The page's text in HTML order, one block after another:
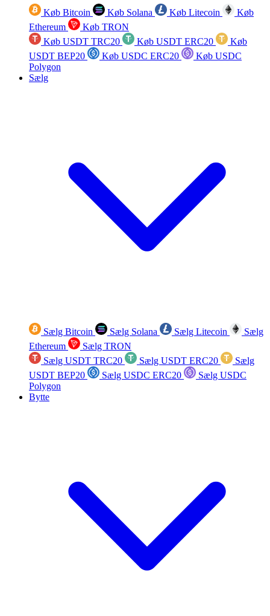
Køb Bitcoin Køb Solana Køb Litecoin
Køb
Ethereum
Køb TRON
Køb USDT TRC20
Køb USDT ERC20
Køb
USDT BEP20
Køb USDC ERC20
Køb USDC
Polygon
Sælg
Sælg Bitcoin Sælg Solana Sælg Litecoin
Sælg
Ethereum
Sælg TRON
Sælg USDT TRC20
Sælg USDT ERC20
Sælg
USDT BEP20
Sælg USDC ERC20
Sælg USDC
Polygon
Bytte